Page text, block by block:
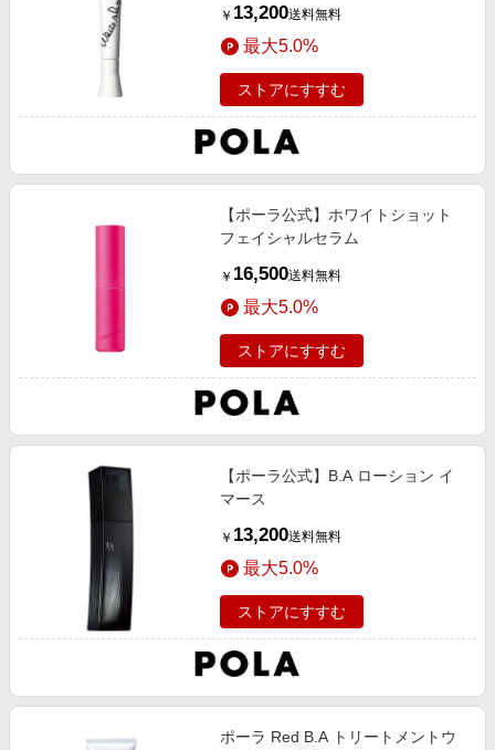
ペット・花・DIY・車
旅行・レジャー・ホテル予約
生活・お役立ち
金融・マネー・保険
とことん買い物チャレンジ
Apple公式サイト×楽天カード分割払い
Qoo10メガポ
Samsung ボーナスキャンペーン
週末の高還元 夏の長期版
￥ 13,200送料無料
最大5.0%
ストアにすすむ
【ポーラ公式】ホワイトショット
フェイシャルセラム
￥ 16,500送料無料
最大5.0%
ストアにすすむ
【ポーラ公式】B.A ローション イ
マース
￥ 13,200送料無料
最大5.0%
ストアにすすむ
ポーラ Red B.A トリートメントウ